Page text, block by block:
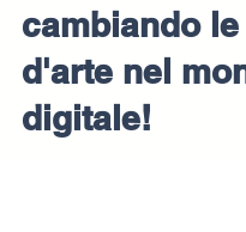
cambiando
d'arte nel
digitale!